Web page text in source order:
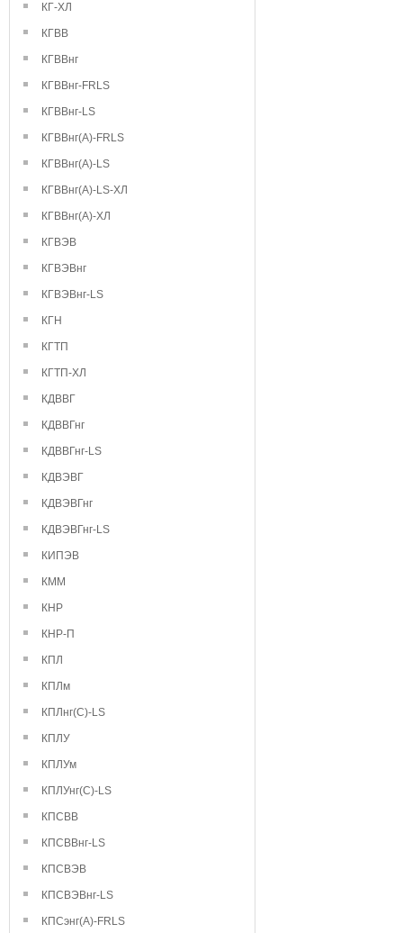
КГ-ХЛ
КГВВ
КГВВнг
КГВВнг-FRLS
КГВВнг-LS
КГВВнг(А)-FRLS
КГВВнг(А)-LS
КГВВнг(А)-LS-ХЛ
КГВВнг(А)-ХЛ
КГВЭВ
КГВЭВнг
КГВЭВнг-LS
КГН
КГТП
КГТП-ХЛ
КДВВГ
КДВВГнг
КДВВГнг-LS
КДВЭВГ
КДВЭВГнг
КДВЭВГнг-LS
КИПЭВ
КММ
КНР
КНР-П
КПЛ
КПЛм
КПЛнг(С)-LS
КПЛУ
КПЛУм
КПЛУнг(С)-LS
КПСВВ
КПСВВнг-LS
КПСВЭВ
КПСВЭВнг-LS
КПСэнг(А)-FRLS